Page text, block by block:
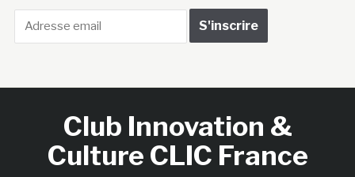
Club Innovation &
Culture CLIC France